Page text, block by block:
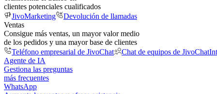
clientes potenciales cualificados
JivoMarketing
Devolución de llamadas
Ventas
Consigue más ventas, un mayor valor medio
de los pedidos y una mayor base de clientes
Teléfono empresarial de JivoChat
Chat de equipos de JivoChat
Agente de IA
Gestiona las preguntas
más frecuentes
WhatsApp